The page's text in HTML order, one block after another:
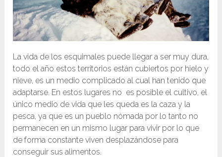
La vida de los esquimales puede llegar a ser muy dura,
todo el año estos territorios están cubiertos por hielo y
nieve, es un medio complicado al cual han tenido que
adaptarse. En estos lugares no es posible el cultivo, el
único medio de vida que les queda es la caza y la
pesca, ya que es un pueblo nómada por lo tanto no
permanecen en un mismo lugar para vivir por lo que
de forma constante viven desplazándose para
conseguir sus alimentos.